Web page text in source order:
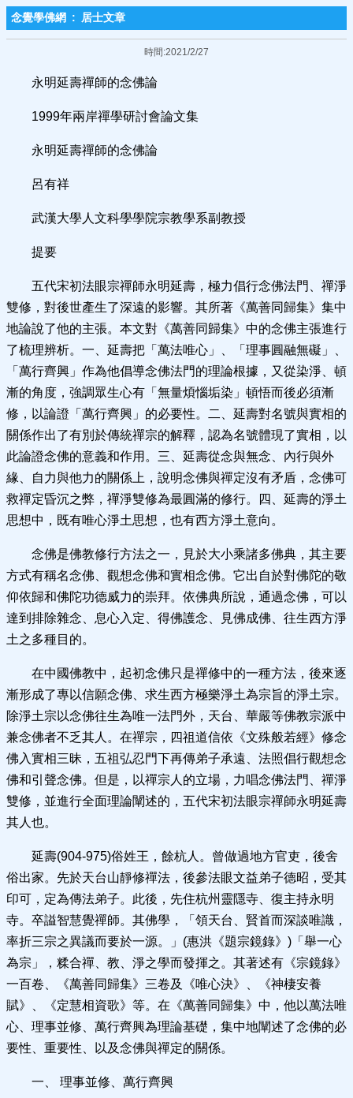
念覺學佛網 : 居士文章
時間:2021/2/27
永明延壽禪師的念佛論
1999年兩岸禪學研討會論文集
永明延壽禪師的念佛論
呂有祥
武漢大學人文科學學院宗教學系副教授
提要
五代宋初法眼宗禪師永明延壽，極力倡行念佛法門、禪淨
雙修，對後世產生了深遠的影響。其所著《萬善同歸集》集中
地論說了他的主張。本文對《萬善同歸集》中的念佛主張進行
了梳理辨析。一、延壽把「萬法唯心」、「理事圓融無礙」、
「萬行齊興」作為他倡導念佛法門的理論根據，又從染淨、頓
漸的角度，強調眾生心有「無量煩惱垢染」頓悟而後必須漸
修，以論證「萬行齊興」的必要性。二、延壽對名號與實相的
關係作出了有別於傳統禪宗的解釋，認為名號體現了實相，以
此論證念佛的意義和作用。三、延壽從念與無念、內行與外
緣、自力與他力的關係上，說明念佛與禪定沒有矛盾，念佛可
救禪定昏沉之弊，禪淨雙修為最圓滿的修行。四、延壽的淨土
思想中，既有唯心淨土思想，也有西方淨土意向。
念佛是佛教修行方法之一，見於大小乘諸多佛典，其主要
方式有稱名念佛、觀想念佛和實相念佛。它出自於對佛陀的敬
仰依歸和佛陀功德威力的崇拜。依佛典所說，通過念佛，可以
達到排除雜念、息心入定、得佛護念、見佛成佛、往生西方淨
土之多種目的。
在中國佛教中，起初念佛只是禪修中的一種方法，後來逐
漸形成了專以信願念佛、求生西方極樂淨土為宗旨的淨土宗。
除淨土宗以念佛往生為唯一法門外，天台、華嚴等佛教宗派中
兼念佛者不乏其人。在禪宗，四祖道信依《文殊般若經》修念
佛入實相三昧，五祖弘忍門下再傳弟子承遠、法照倡行觀想念
佛和引聲念佛。但是，以禪宗人的立場，力唱念佛法門、禪淨
雙修，並進行全面理論闡述的，五代宋初法眼宗禪師永明延壽
其人也。
延壽(904-975)俗姓王，餘杭人。曾做過地方官吏，後舍
俗出家。先於天台山靜修禪法，後參法眼文益弟子德昭，受其
印可，定為傳法弟子。此後，先住杭州靈隱寺、復主持永明
寺。卒謚智慧覺禪師。其佛學，「領天台、賢首而深談唯識，
率折三宗之異議而要於一源。」(惠洪《題宗鏡錄》)「舉一心
為宗」，糅合禪、教、淨之學而發揮之。其著述有《宗鏡錄》
一百卷、《萬善同歸集》三卷及《唯心決》、《神棲安養
賦》、《定慧相資歌》等。在《萬善同歸集》中，他以萬法唯
心、理事並修、萬行齊興為理論基礎，集中地闡述了念佛的必
要性、重要性、以及念佛與禪定的關係。
一、 理事並修、萬行齊興